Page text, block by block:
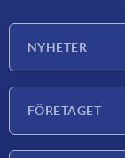
NYHETER
FÖRETAGET